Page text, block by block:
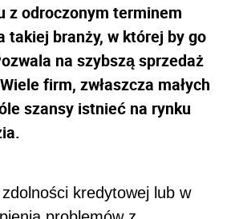
z odroczonym terminem
takiej branży, w której by go
na szybszą sprzedaż
firm, zwłaszcza małych
szansy istnieć na rynku
kredytowej lub w